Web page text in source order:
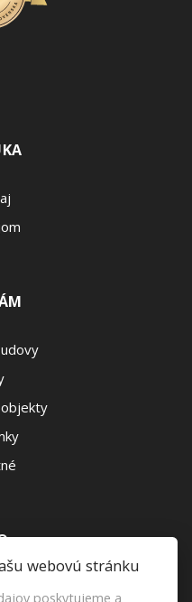
webovú stránku
poskytujeme a